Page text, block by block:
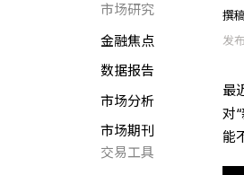
市场研究
金融焦点
数据报告
市场分析
市场期刊
交易工具
撰
发
最
对
能